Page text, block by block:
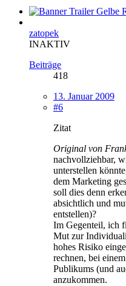
zatopek
INAKTIV
Beiträge
418
13. Januar 2009
#6
Zitat
Original von
nachvollziehbar,
unterstellen
dem Marketing
soll dies denn
absichtlich und
entstellen)?
Im Gegenteil, ich
Mut zur
hohes Risiko
rechnen, bei
Publikums (und
anzukommen.